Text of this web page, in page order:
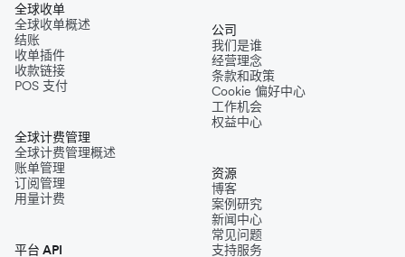
全球收单
全球收单概述
结账
收单插件
收款链接
POS 支付
全球计费管理
全球计费管理概述
账单管理
订阅管理
用量计费
平台 API
公司
我们是谁
经营理念
条款和政策
Cookie 偏好中心
工作机会
权益中心
资源
博客
案例研究
新闻中心
常见问题
支持服务